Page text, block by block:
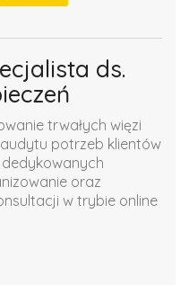
ds.
trwałych więzi
potrzeb klientów
oraz
w trybie online